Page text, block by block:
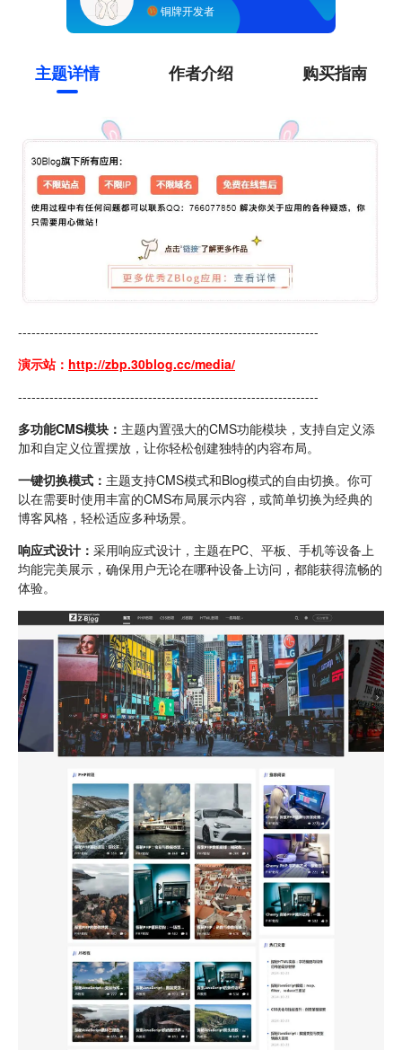
铜牌开发者
主题详情 作者介绍 购买指南
-------------------------------------------------------------------
演示站： http://zbp.30blog.cc/media/
-------------------------------------------------------------------
多功能CMS模块： 主题内置强大的CMS功能模块，支持自定义添
加和自定义位置摆放，让你轻松创建独特的内容布局。
一键切换模式： 主题支持CMS模式和Blog模式的自由切换。你可
以在需要时使用丰富的CMS布局展示内容，或简单切换为经典的
博客风格，轻松适应多种场景。
响应式设计： 采用响应式设计，主题在PC、平板、手机等设备上
均能完美展示，确保用户无论在哪种设备上访问，都能获得流畅的
体验。